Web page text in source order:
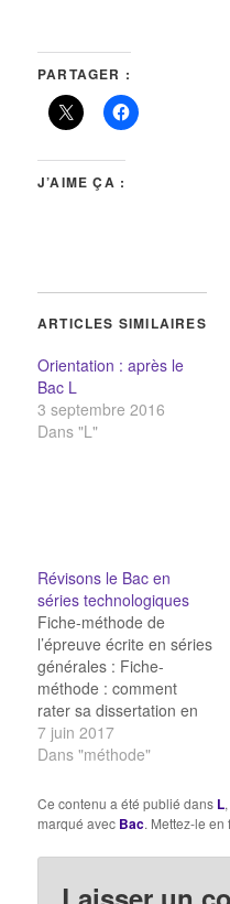
PARTAGER :
J’AIME ÇA :
ARTICLES SIMILAIRES
Orientation : après le
Bac L
3 septembre 2016
Dans "L"
Révisons le Bac en
séries technologiques
Fiche-méthode de
l’épreuve écrite en séries
générales : Fiche-
méthode : comment
rater sa dissertation en
philosophie ? Relevé
statistique des notions
2003 : Tous les sujets
sujets tombés en
en série L Ressources
pour l’oral de rattrapage
7 juin 2017
Dans "méthode"
Ce contenu a été publié dans L
marqué avec Bac. Mettez-le